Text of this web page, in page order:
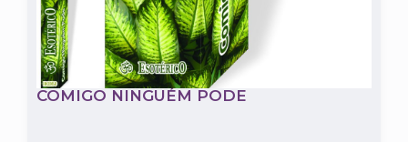
COMIGO NINGUÉM PODE